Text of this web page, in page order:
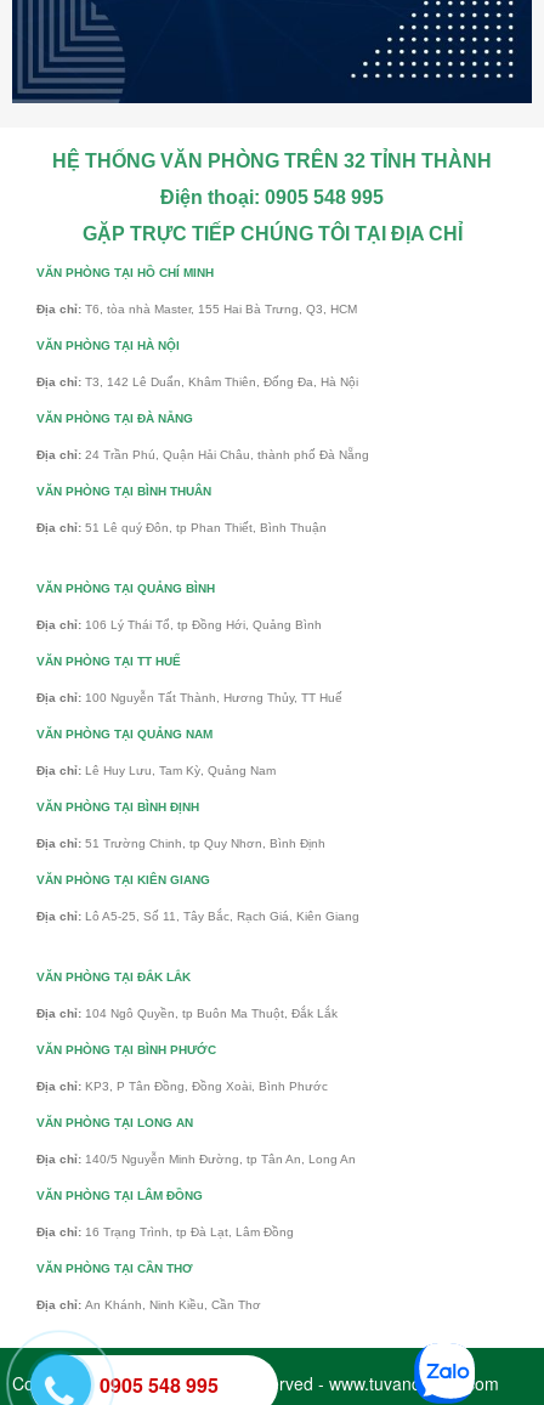
0905 548 995
HỆ THỐNG VĂN PHÒNG TRÊN 32 TỈNH THÀNH
Điện thoại: 0905 548 995
GẶP TRỰC TIẾP CHÚNG TÔI TẠI ĐỊA CHỈ
VĂN PHÒNG TẠI HỒ CHÍ MINH
Địa chỉ: T6, tòa nhà Master, 155 Hai Bà Trưng, Q3, HCM
VĂN PHÒNG TẠI HÀ NỘI
Địa chỉ: T3, 142 Lê Duẩn, Khâm Thiên, Đống Đa, Hà Nội
VĂN PHÒNG TẠI ĐÀ NẴNG
Địa chỉ: 24 Trần Phú, Quận Hải Châu, thành phố Đà Nẵng
VĂN PHÒNG TẠI BÌNH THUÂN
Địa chỉ: 51 Lê quý Đôn, tp Phan Thiết, Bình Thuận
VĂN PHÒNG TẠI QUẢNG BÌNH
Địa chỉ: 106 Lý Thái Tổ, tp Đồng Hới, Quảng Bình
VĂN PHÒNG TẠI TT HUẾ
Địa chỉ: 100 Nguyễn Tất Thành, Hương Thủy, TT Huế
VĂN PHÒNG TẠI QUẢNG NAM
Địa chỉ: Lê Huy Lưu, Tam Kỳ, Quảng Nam
VĂN PHÒNG TẠI BÌNH ĐỊNH
Địa chỉ: 51 Trường Chinh, tp Quy Nhơn, Bình Định
VĂN PHÒNG TẠI KIÊN GIANG
Địa chỉ: Lô A5-25, Số 11, Tây Bắc, Rạch Giá, Kiên Giang
VĂN PHÒNG TẠI ĐẮK LẮK
Địa chỉ: 104 Ngô Quyền, tp Buôn Ma Thuột, Đắk Lắk
VĂN PHÒNG TẠI BÌNH PHƯỚC
Địa chỉ: KP3, P Tân Đồng, Đồng Xoài, Bình Phước
VĂN PHÒNG TẠI LONG AN
Địa chỉ: 140/5 Nguyễn Minh Đường, tp Tân An, Long An
VĂN PHÒNG TẠI LÂM ĐỒNG
Địa chỉ: 16 Trạng Trình, tp Đà Lạt, Lâm Đồng
VĂN PHÒNG TẠI CẦN THƠ
Địa chỉ: An Khánh, Ninh Kiều, Cần Thơ
Copyright © 2017 - All Rights Reserved - www.tuvandaiviet.com